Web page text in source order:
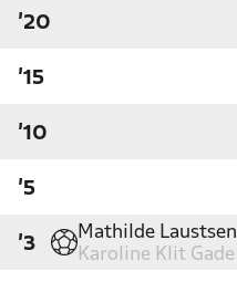
'20
'15
'10
'5
'3
Mathilde Laustsen
Karoline Klit Gade